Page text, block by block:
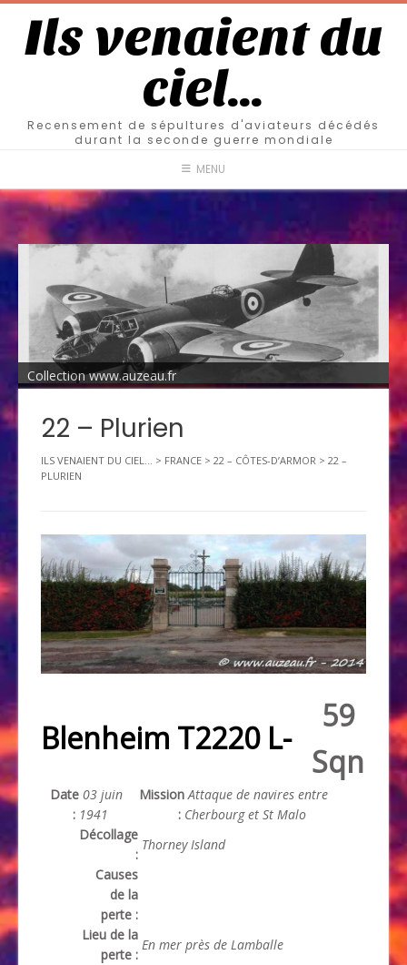
Ils venaient du
ciel…
Recensement de sépultures d'aviateurs décédés
durant la seconde guerre mondiale
MENU
Collection www.auzeau.fr
22 – Plurien
ILS VENAIENT DU CIEL... > FRANCE > 22 – CÔTES-D’ARMOR > 22 –
PLURIEN
Blenheim T2220 L-
59
Sqn
Date
:
03 juin
1941
Mission
:
Attaque de navires entre
Cherbourg et St Malo
Décollage
:
Thorney Island
Causes
de la
perte :
Lieu de la
perte :
En mer près de Lamballe